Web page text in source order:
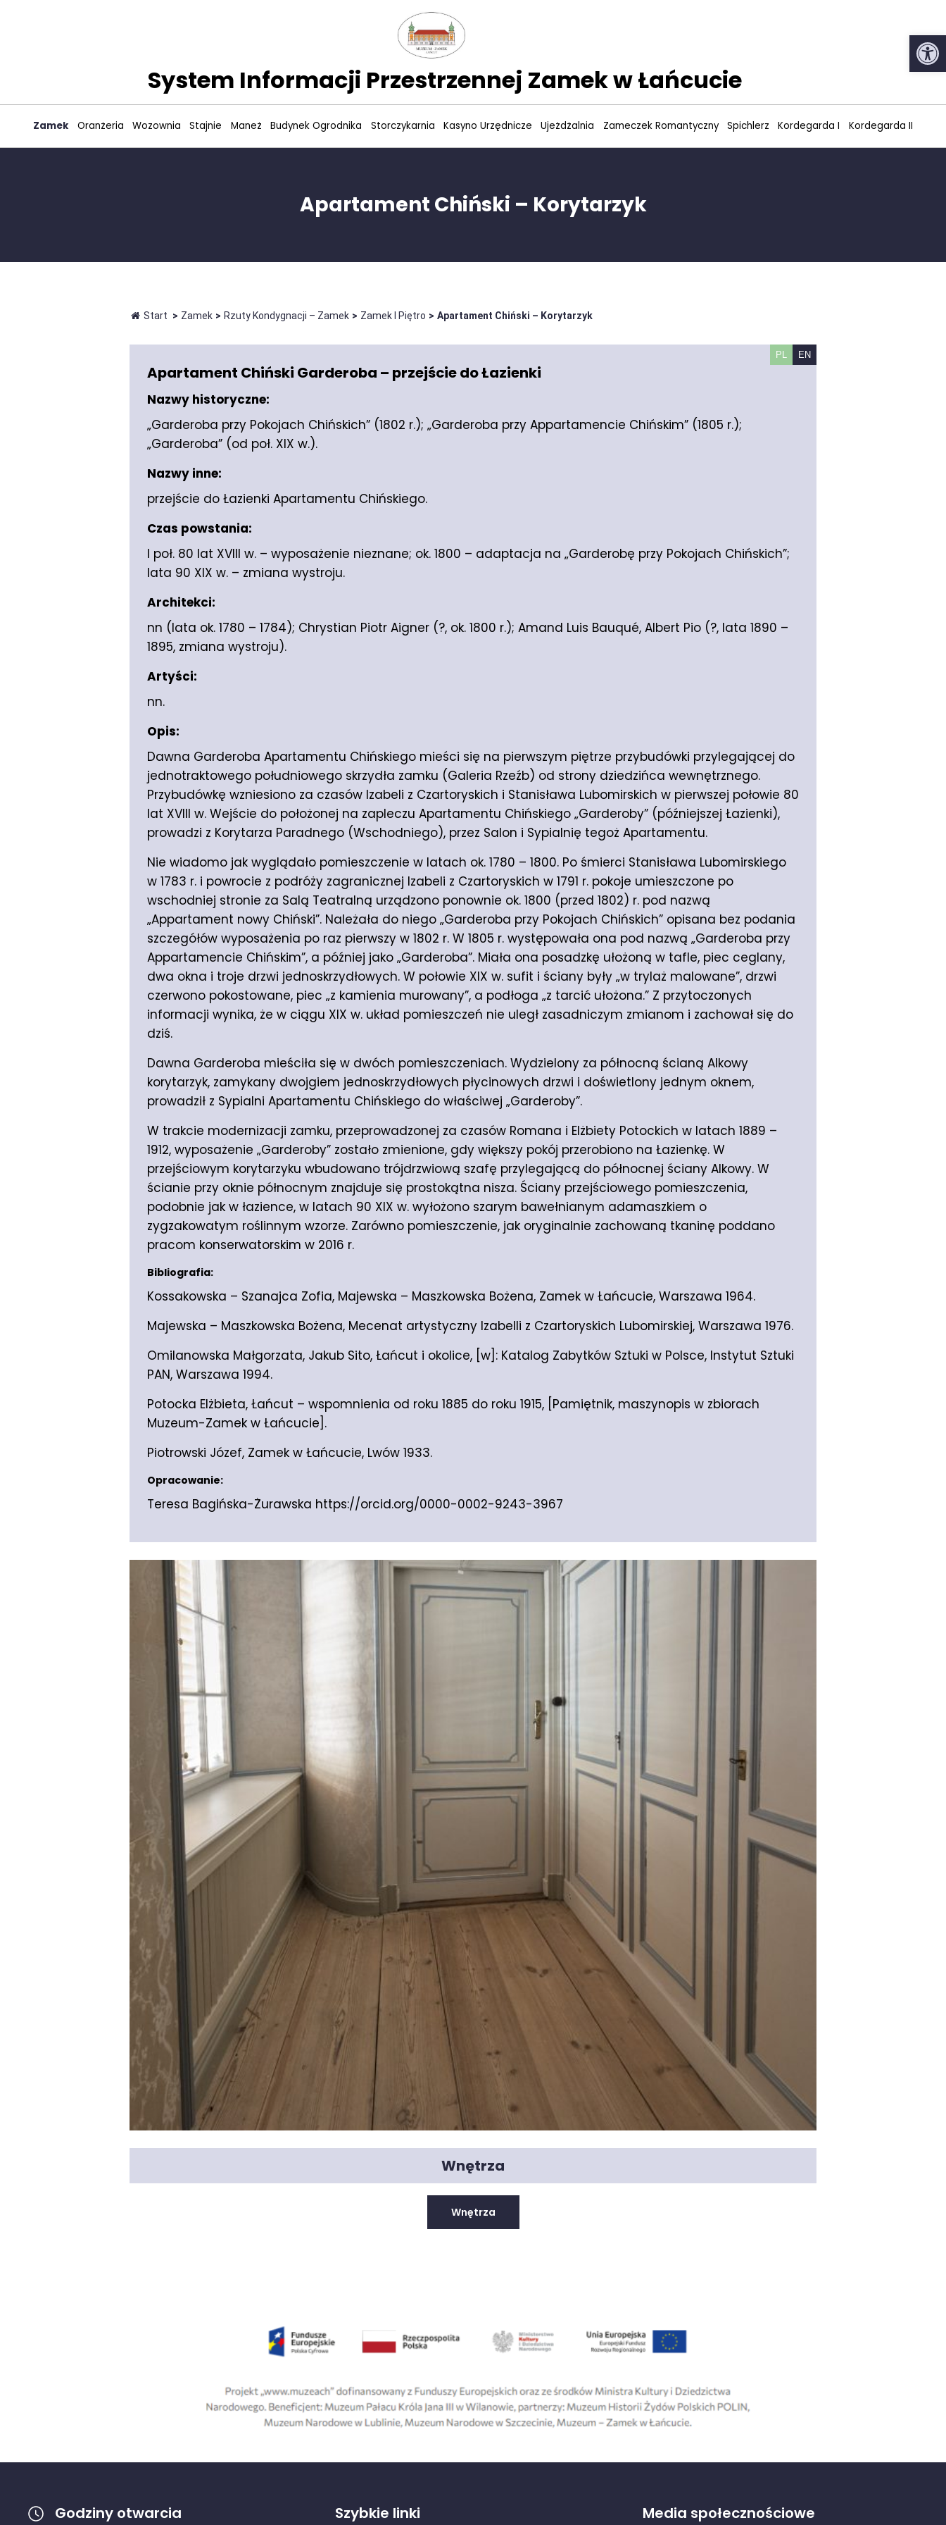
System Informacji Przestrzennej Zamek w Łańcucie
Zamek Oranżeria Wozownia Stajnie Maneż Budynek Ogrodnika Storczykarnia Kasyno Urzędnicze Ujeżdżalnia Zameczek Romantyczny Spichlerz Kordegarda I Kordegarda II
Apartament Chiński – Korytarzyk
Start > Zamek > Rzuty Kondygnacji – Zamek > Zamek I Piętro > Apartament Chiński – Korytarzyk
PL EN
Apartament Chiński Garderoba – przejście do Łazienki
Nazwy historyczne:
„Garderoba przy Pokojach Chińskich” (1802 r.); „Garderoba przy Appartamencie Chińskim” (1805 r.);
„Garderoba” (od poł. XIX w.).
Nazwy inne:
przejście do Łazienki Apartamentu Chińskiego.
Czas powstania:
I poł. 80 lat XVIII w. – wyposażenie nieznane; ok. 1800 – adaptacja na „Garderobę przy Pokojach Chińskich”;
lata 90 XIX w. – zmiana wystroju.
Architekci:
nn (lata ok. 1780 – 1784); Chrystian Piotr Aigner (?, ok. 1800 r.); Amand Luis Bauqué, Albert Pio (?, lata 1890 –
1895, zmiana wystroju).
Artyści:
nn.
Opis:
Dawna Garderoba Apartamentu Chińskiego mieści się na pierwszym piętrze przybudówki przylegającej do
jednotraktowego południowego skrzydła zamku (Galeria Rzeźb) od strony dziedzińca wewnętrznego.
Przybudówkę wzniesiono za czasów Izabeli z Czartoryskich i Stanisława Lubomirskich w pierwszej połowie 80
lat XVIII w. Wejście do położonej na zapleczu Apartamentu Chińskiego „Garderoby” (późniejszej Łazienki),
prowadzi z Korytarza Paradnego (Wschodniego), przez Salon i Sypialnię tegoż Apartamentu.
Nie wiadomo jak wyglądało pomieszczenie w latach ok. 1780 – 1800. Po śmierci Stanisława Lubomirskiego
w 1783 r. i powrocie z podróży zagranicznej Izabeli z Czartoryskich w 1791 r. pokoje umieszczone po
wschodniej stronie za Salą Teatralną urządzono ponownie ok. 1800 (przed 1802) r. pod nazwą
„Appartament nowy Chiński”. Należała do niego „Garderoba przy Pokojach Chińskich” opisana bez podania
szczegółów wyposażenia po raz pierwszy w 1802 r. W 1805 r. występowała ona pod nazwą „Garderoba przy
Appartamencie Chińskim”, a później jako „Garderoba”. Miała ona posadzkę ułożoną w tafle, piec ceglany,
dwa okna i troje drzwi jednoskrzydłowych. W połowie XIX w. sufit i ściany były „w trylaż malowane”, drzwi
czerwono pokostowane, piec „z kamienia murowany”, a podłoga „z tarcić ułożona.” Z przytoczonych
informacji wynika, że w ciągu XIX w. układ pomieszczeń nie uległ zasadniczym zmianom i zachował się do
dziś.
Dawna Garderoba mieściła się w dwóch pomieszczeniach. Wydzielony za północną ścianą Alkowy
korytarzyk, zamykany dwojgiem jednoskrzydłowych płycinowych drzwi i doświetlony jednym oknem,
prowadził z Sypialni Apartamentu Chińskiego do właściwej „Garderoby”.
W trakcie modernizacji zamku, przeprowadzonej za czasów Romana i Elżbiety Potockich w latach 1889 –
1912, wyposażenie „Garderoby” zostało zmienione, gdy większy pokój przerobiono na Łazienkę. W
przejściowym korytarzyku wbudowano trójdrzwiową szafę przylegającą do północnej ściany Alkowy. W
ścianie przy oknie północnym znajduje się prostokątna nisza. Ściany przejściowego pomieszczenia,
podobnie jak w łazience, w latach 90 XIX w. wyłożono szarym bawełnianym adamaszkiem o
zygzakowatym roślinnym wzorze. Zarówno pomieszczenie, jak oryginalnie zachowaną tkaninę poddano
pracom konserwatorskim w 2016 r.
Bibliografia:
Kossakowska – Szanajca Zofia, Majewska – Maszkowska Bożena, Zamek w Łańcucie, Warszawa 1964.
Majewska – Maszkowska Bożena, Mecenat artystyczny Izabelli z Czartoryskich Lubomirskiej, Warszawa 1976.
Omilanowska Małgorzata, Jakub Sito, Łańcut i okolice, [w]: Katalog Zabytków Sztuki w Polsce, Instytut Sztuki
PAN, Warszawa 1994.
Potocka Elżbieta, Łańcut – wspomnienia od roku 1885 do roku 1915, [Pamiętnik, maszynopis w zbiorach
Muzeum-Zamek w Łańcucie].
Piotrowski Józef, Zamek w Łańcucie, Lwów 1933.
Opracowanie:
Teresa Bagińska-Żurawska https://orcid.org/0000-0002-9243-3967
Wnętrza
Wnętrza
Godziny otwarcia Szybkie linki Media społecznościowe